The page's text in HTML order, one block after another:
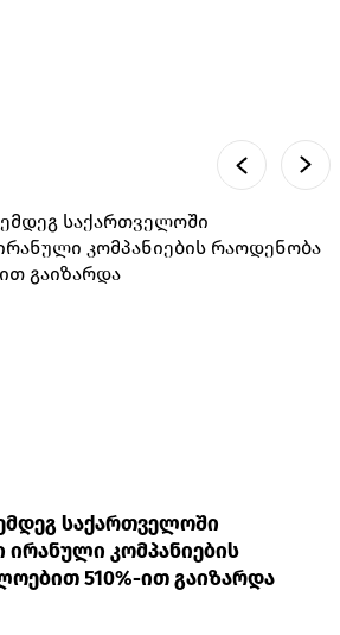
საქართველოში
კომპანიების
510%-ით გაიზარდა